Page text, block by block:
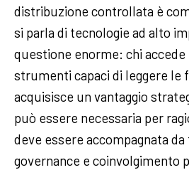
distribuzione controllata è
si parla di tecnologie ad alto
questione enorme: chi accede
strumenti capaci di leggere le
acquisisce un vantaggio
può essere necessaria per
deve essere accompagnata
governance e coinvolgimento